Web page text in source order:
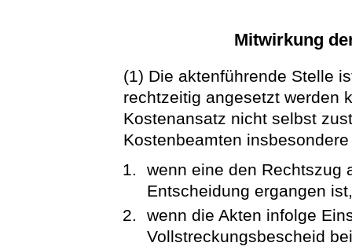
Mitwirkung
(1) Die aktenführende Stelle
rechtzeitig angesetzt werden
Kostenansatz nicht selbst
Kostenbeamten
wenn eine den Rechtszug
Entscheidung ergangen ist,
wenn die Akten infolge
Vollstreckungsbescheid